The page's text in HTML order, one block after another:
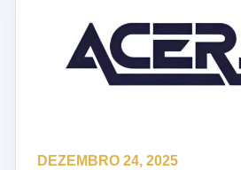
DEZEMBRO 24, 2025